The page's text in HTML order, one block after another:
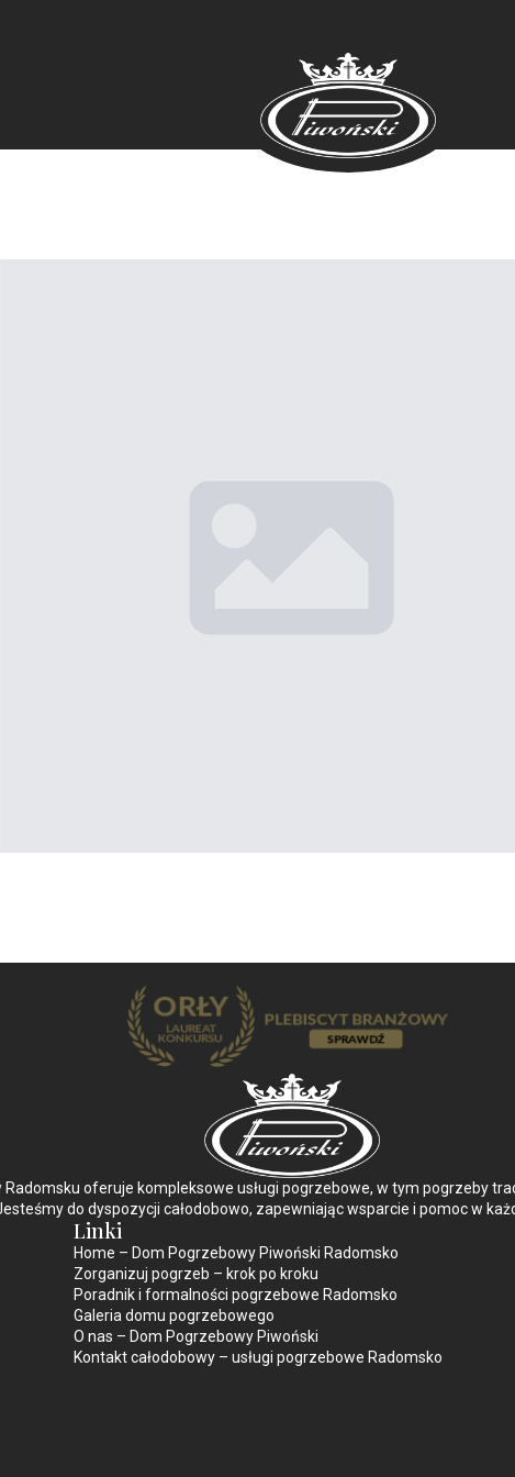
Radomsku oferuje kompleksowe usługi pogrzebowe, w tym pogrzeby
do dyspozycji całodobowo, zapewniając wsparcie i pomoc w
Linki
Home – Dom Pogrzebowy Piwoński Radomsko
Zorganizuj pogrzeb – krok po kroku
Poradnik i formalności pogrzebowe Radomsko
Galeria domu pogrzebowego
O nas – Dom Pogrzebowy Piwoński
Kontakt całodobowy – usługi pogrzebowe Radomsko